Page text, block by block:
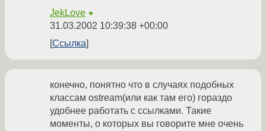
JekLove ★
31.03.2002 10:39:38 +00:00
Ссылка
конечно, понятно что в случаях подобных
классам ostream(или как там его) гораздо
удобнее работать с ссылками. Такие
моменты, о которых вы говорите мне очень